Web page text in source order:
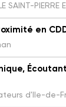
SAINT-PIERRE
en
d'Ile-de-